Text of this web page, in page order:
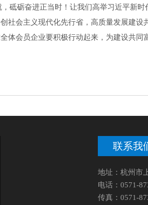
砺奋进正当时！让我们高举习近平新时
社会主义现代化先行省，高质量发展建
会员企业要积极行动起来，为建设共同
联系我
地址：杭州市
电话：0571-
传真：0571-